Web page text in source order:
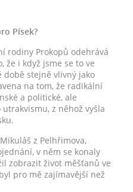
Písek?
rodiny Prokopů odehrává
že i když jsme se to ve
době stejně vlivný jako
na tom, že radikální
a politické, ale
z něhož vyšla
z Pelhřimova,
v něm se konaly
zobrazit život měšťanů ve
pro mě zajímavější než